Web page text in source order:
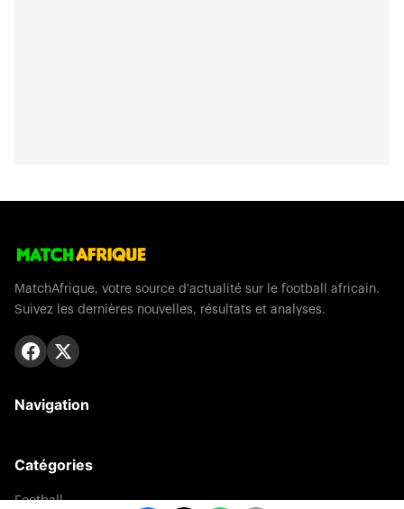
MatchAfrique, votre source d'actualité sur le football africain.
Suivez les dernières nouvelles, résultats et analyses.
Navigation
Catégories
Football